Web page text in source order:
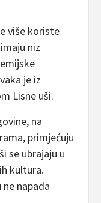
više koriste
niz
je iz
Lisne uši.
na
primjećuju
se ubrajaju u
kultura.
napada